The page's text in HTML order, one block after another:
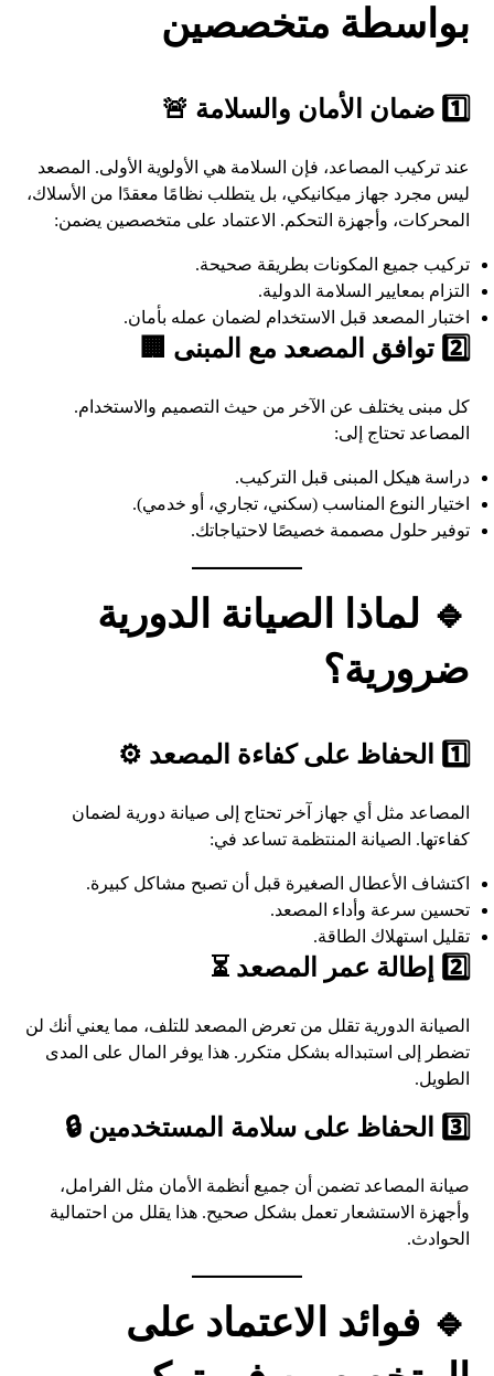
بواسطة متخصصين
1️⃣ ضمان الأمان والسلامة 🚨
عند تركيب المصاعد، فإن السلامة هي الأولوية الأولى. المصعد
ليس مجرد جهاز ميكانيكي، بل يتطلب نظامًا معقدًا من الأسلاك،
المحركات، وأجهزة التحكم. الاعتماد على متخصصين يضمن:
تركيب جميع المكونات بطريقة صحيحة.
التزام بمعايير السلامة الدولية.
اختبار المصعد قبل الاستخدام لضمان عمله بأمان.
2️⃣ توافق المصعد مع المبنى 🏢
كل مبنى يختلف عن الآخر من حيث التصميم والاستخدام.
المصاعد تحتاج إلى:
دراسة هيكل المبنى قبل التركيب.
اختيار النوع المناسب (سكني، تجاري، أو خدمي).
توفير حلول مصممة خصيصًا لاحتياجاتك.
🔹 لماذا الصيانة الدورية
ضرورية؟
1️⃣ الحفاظ على كفاءة المصعد ⚙️
المصاعد مثل أي جهاز آخر تحتاج إلى صيانة دورية لضمان
كفاءتها. الصيانة المنتظمة تساعد في:
اكتشاف الأعطال الصغيرة قبل أن تصبح مشاكل كبيرة.
تحسين سرعة وأداء المصعد.
تقليل استهلاك الطاقة.
2️⃣ إطالة عمر المصعد ⏳
الصيانة الدورية تقلل من تعرض المصعد للتلف، مما يعني أنك لن
تضطر إلى استبداله بشكل متكرر. هذا يوفر المال على المدى
الطويل.
3️⃣ الحفاظ على سلامة المستخدمين 🔒
صيانة المصاعد تضمن أن جميع أنظمة الأمان مثل الفرامل،
وأجهزة الاستشعار تعمل بشكل صحيح. هذا يقلل من احتمالية
الحوادث.
🔹 فوائد الاعتماد على